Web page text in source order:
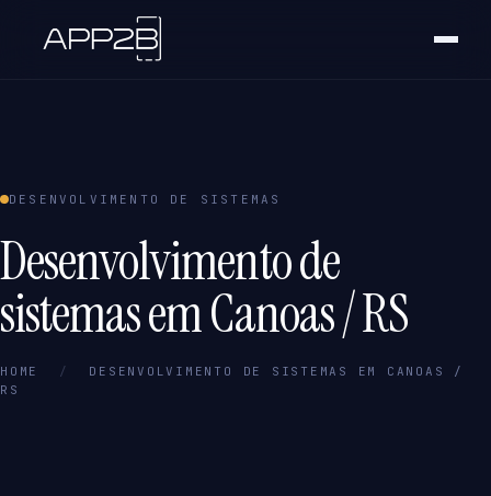
DESENVOLVIMENTO DE SISTEMAS
Desenvolvimento de
sistemas em Canoas / RS
HOME /
DESENVOLVIMENTO DE SISTEMAS EM CANOAS /
RS